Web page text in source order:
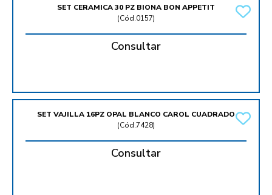
SET CERAMICA 30 PZ BIONA BON APPETIT
(Cód.0157)
Consultar
SET VAJILLA 16PZ OPAL BLANCO CAROL CUADRADO
(Cód.7428)
Consultar